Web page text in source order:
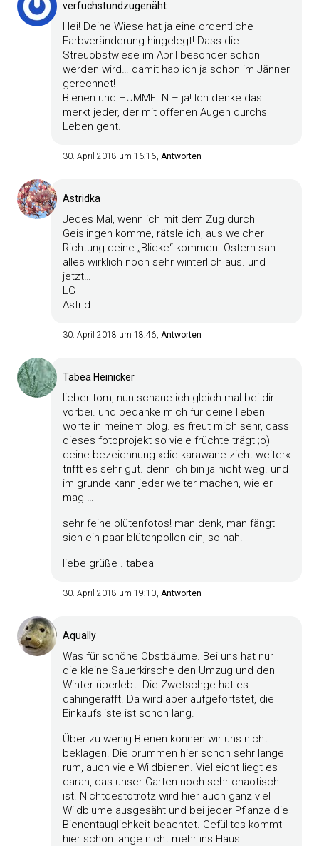
verfuchstundzugenäht
Hei! Deine Wiese hat ja eine ordentliche
Farbveränderung hingelegt! Dass die
Streuobstwiese im April besonder schön
werden wird… damit hab ich ja schon im Jänner
gerechnet!
Bienen und HUMMELN – ja! Ich denke das
merkt jeder, der mit offenen Augen durchs
Leben geht.
30. April 2018 um 16:16 Antworten
Astridka
Jedes Mal, wenn ich mit dem Zug durch
Geislingen komme, rätsle ich, aus welcher
Richtung deine „Blicke“ kommen. Ostern sah
alles wirklich noch sehr winterlich aus. und
jetzt…
LG
Astrid
30. April 2018 um 18:46 Antworten
Tabea Heinicker
lieber tom, nun schaue ich gleich mal bei dir
vorbei. und bedanke mich für deine lieben
worte in meinem blog. es freut mich sehr, dass
dieses fotoprojekt so viele früchte trägt ;o)
deine bezeichnung »die karawane zieht weiter«
trifft es sehr gut. denn ich bin ja nicht weg. und
im grunde kann jeder weiter machen, wie er
mag …
sehr feine blütenfotos! man denk, man fängt
sich ein paar blütenpollen ein, so nah.
liebe grüße . tabea
30. April 2018 um 19:10 Antworten
Aqually
Was für schöne Obstbäume. Bei uns hat nur
die kleine Sauerkirsche den Umzug und den
Winter überlebt. Die Zwetschge hat es
dahingerafft. Da wird aber aufgefortstet, die
Einkaufsliste ist schon lang.
Über zu wenig Bienen können wir uns nicht
beklagen. Die brummen hier schon sehr lange
rum, auch viele Wildbienen. Vielleicht liegt es
daran, das unser Garten noch sehr chaotisch
ist. Nichtdestotrotz wird hier auch ganz viel
Wildblume ausgesäht und bei jeder Pflanze die
Bienentauglichkeit beachtet. Gefülltes kommt
hier schon lange nicht mehr ins Haus.